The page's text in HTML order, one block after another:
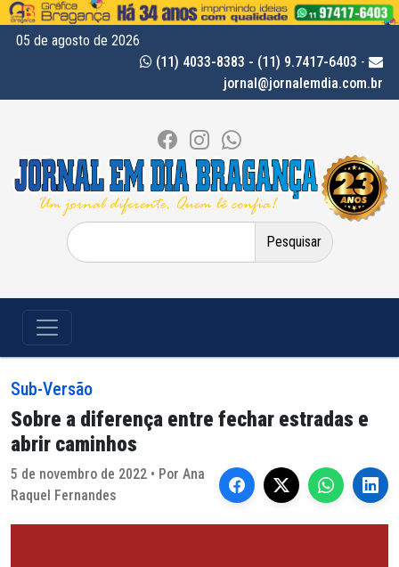
05 de agosto de 2026
(11) 4033-8383 - (11) 9.7417-6403 -
jornal@jornalemdia.com.br
Pesquisar
por:
Sub-Versão
Sobre a diferença entre fechar estradas e
abrir caminhos
5 de novembro de 2022 • Por Ana
Raquel Fernandes